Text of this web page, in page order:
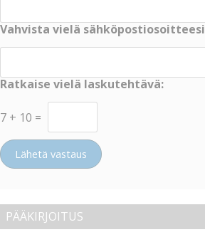
Vahvista vielä sähköpostiosoitteesi
Ratkaise vielä laskutehtävä:
7 + 10 =
Lähetä vastaus
PÄÄKIRJOITUS